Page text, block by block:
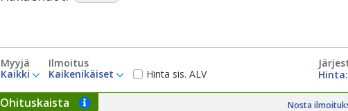
Myyjä
Kaikki
Ilmoitus
Kaikenikäiset
Hinta sis. ALV
Ohituskaista Nosta